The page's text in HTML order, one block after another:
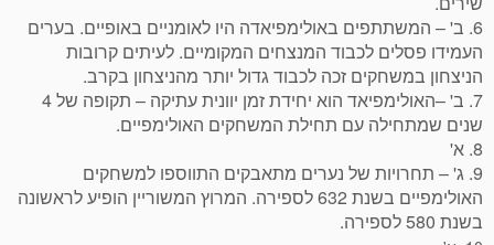
6. ב' – המשתתפים באולימפיאדה היו לאומניים באופיים. בערים
העמידו פסלים לכבוד המנצחים המקומיים. לעיתים קרובות
הניצחון במשחקים זכה לכבוד גדול יותר מהניצחון בקרב.
7. ב' –האולימפיאד הוא יחידת זמן יוונית עתיקה – תקופה של 4
שנים שמתחילה עם תחילת המשחקים האולימפיים.
8. א'
9. ג' – תחרויות של נערים מתאבקים התווספו למשחקים
האולימפיים בשנת 632 לספירה. המרוץ המשוריין הופיע לראשונה
בשנת 580 לספירה.